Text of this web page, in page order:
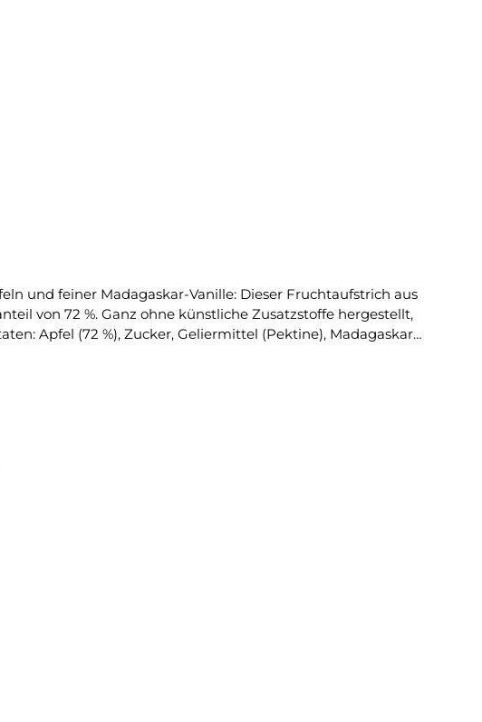
und feiner Madagaskar-Vanille: Dieser Fruchtaufstrich aus
von 72 %. Ganz ohne künstliche Zusatzstoffe hergestellt,
Apfel (72 %), Zucker, Geliermittel (Pektine), Madagaskar
Müsli und als edle fruchtige Note zu süßen Desserts.